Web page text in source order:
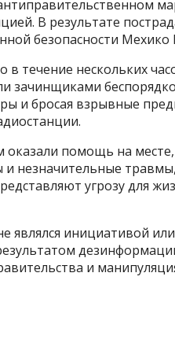
В результате
безопасности Мехико
течение нескольких
зачинщиками
и бросая взрывные
помощь на
незначительные
угрозу для
являлся инициативой
и